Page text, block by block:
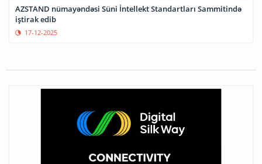
AZSTAND nümayəndəsi Süni İntellekt Standartları Sammitində
iştirak edib
17-12-2025